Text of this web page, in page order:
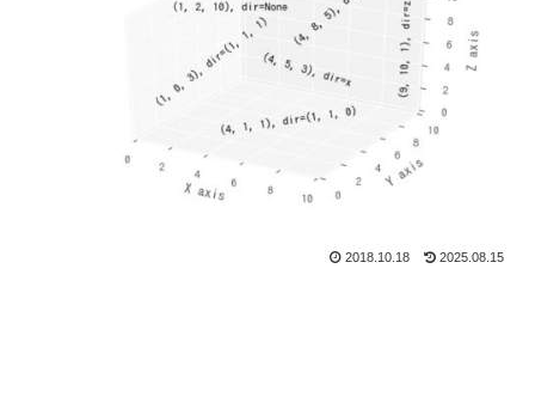
2018.10.18 2025.08.15